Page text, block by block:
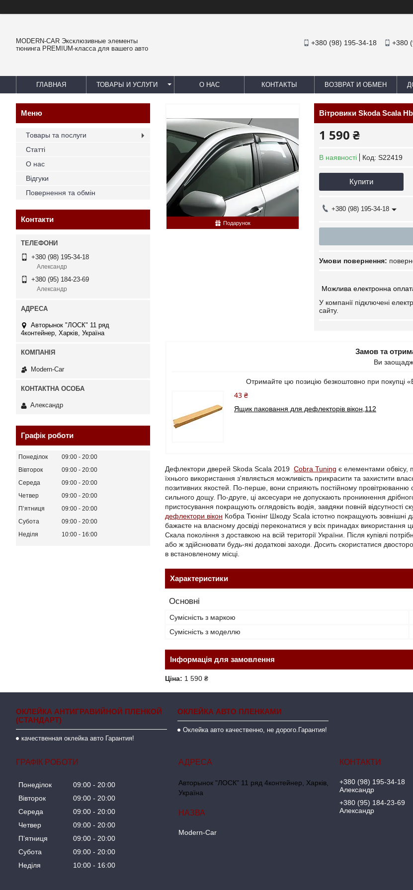
MODERN-CAR Эксклюзивные элементы
тюнинга PREMIUM-класса для вашего авто
+380 (98) 195-34-18 +380
ГЛАВНАЯ ТОВАРЫ И УСЛУГИ О НАС КОНТАКТЫ ВОЗВРАТ И ОБМЕН
Подарунок
Вітровики Skoda Scala
1 590 ₴
В наявності Код: S22419
Купити
+380 (98) 195-34-18
У компанії підключені
сайту.
Замов та
Ви
Отримайте цю позицію безкоштовно при покупці
43 ₴
Ящик паковання для дефлекторів вікон,112
Дефлектори дверей Skoda Scala 2019 Cobra Tuning є елементами обвісу,
їхнього використання з'являється можливість прикрасити та захистити
позитивних якостей. По-перше, вони сприяють постійному провітрюванню
сильного дощу. По-друге, ці аксесуари не допускають проникнення
пристосування покращують оглядовість водія, завдяки повній
дефлектори вікон Кобра Тюнінг Шкоду Scala істотно покращують зовнішні
бажаєте на власному досвіді переконатися у всіх принадах використання
Скала покоління з доставкою на всій території України. Після купівлі
або ж здійснювати будь-які додаткові заходи. Досить скористатися
в встановленому місці.
Характеристики
Основні
Сумісність з маркою
Сумісність з моделлю
Інформація для замовлення
Ціна: 1 590 ₴
Товары та послуги
Статті
О нас
Відгуки
Повернення та обмін
Контакти
+380 (98) 195-34-18
Александр
+380 (95) 184-23-69
Александр
Авторынок "ЛОСК" 11 ряд
4контейнер, Харків, Україна
Modern-Car
Александр
Графік роботи
Понеділок 09:00
20:00
Вівторок
09:00
20:00
Середа
09:00
20:00
Четвер
09:00
20:00
Пʼятниця
09:00
20:00
Субота
09:00
20:00
Неділя
10:00 16:00
ОКЛЕЙКА АНТИГРАВИЙНОЙ ПЛЕНКОЙ
(СТАНДАРТ)
качественная оклейка авто Гарантия!
ОКЛЕЙКА АВТО ПЛЕНКАМИ
Оклейка авто качественно, не дорого.Гарантия!
ГРАФІК РОБОТИ
Понеділок 09:00
20:00
Вівторок
09:00
20:00
Середа
09:00
20:00
Четвер
09:00
20:00
Пʼятниця
09:00
20:00
Субота
09:00
20:00
Неділя
10:00 16:00
Авторынок "ЛОСК" 11 ряд 4контейнер, Харків,
Україна
Modern-Car
+380 (98) 195-34-18
Александр
+380 (95) 184-23-69
Александр